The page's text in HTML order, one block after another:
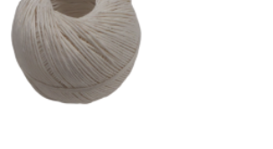
Ficelles à piquer